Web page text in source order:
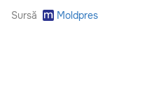
Sursă Moldpres